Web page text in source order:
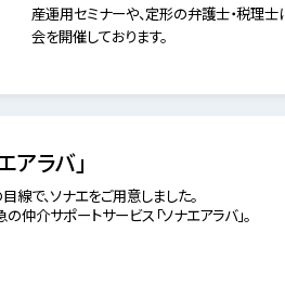
産運用セミナーや、定形の弁護士・税理
会を開催しております。
ラバ」
線で、ソナエをご用意しました。
仲介サポートサービス「ソナエアラバ」。